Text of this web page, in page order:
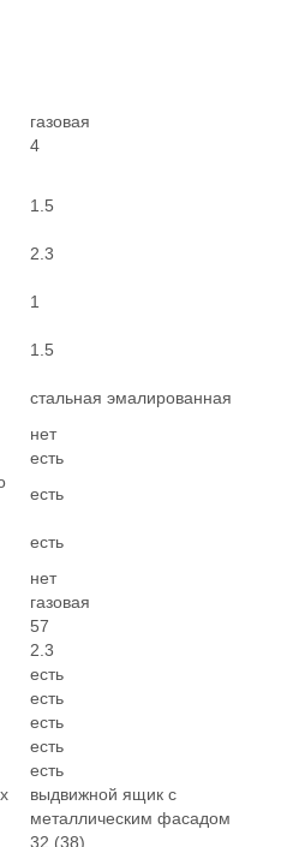
газовая
4
1.5
2.3
1
1.5
стальная эмалированная
нет
есть
есть
есть
нет
газовая
57
2.3
есть
есть
есть
есть
есть
выдвижной ящик с
металлическим фасадом
32 (38)